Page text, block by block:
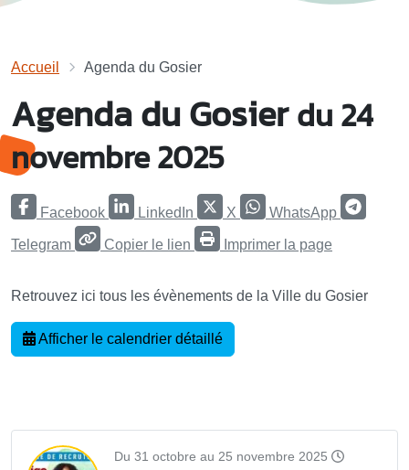
Accueil Agenda du Gosier
Agenda du Gosierdu 24
novembre 2025
Facebook LinkedIn X WhatsApp
Telegram Copier le lien Imprimer la page
Retrouvez ici tous les évènements de la Ville du Gosier
Afficher le calendrier détaillé
Du 31 octobre au 25 novembre 2025